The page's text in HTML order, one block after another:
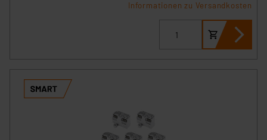
Informationen zu Versandkosten